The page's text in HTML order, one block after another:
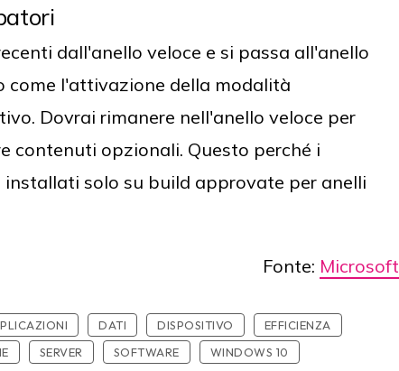
dall'anello veloce e si passa all'anello
l'attivazione della modalità
Dovrai rimanere nell'anello veloce per
contenuti opzionali. Questo perché i
solo su build approvate per anelli
Fonte: Microsoft
DATI DISPOSITIVO
EFFICIENZA
SERVER SOFTWARE WINDOWS 10